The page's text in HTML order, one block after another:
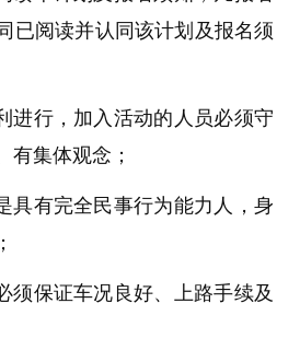
已阅读并认同该计划及报名须
进行，加入活动的人员必须守
有集体观念；
具有完全民事行为能力人，身
须保证车况良好、上路手续及